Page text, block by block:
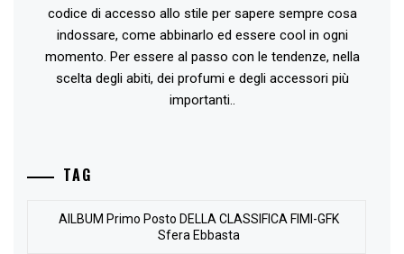
codice di accesso allo stile per sapere sempre cosa
indossare, come abbinarlo ed essere cool in ogni
momento. Per essere al passo con le tendenze, nella
scelta degli abiti, dei profumi e degli accessori più
importanti..
TAG
AlLBUM Primo Posto DELLA CLASSIFICA FIMI-GFK
Sfera Ebbasta